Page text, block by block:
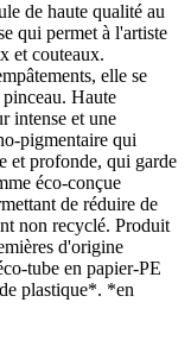
de haute qualité au
qui permet à l'artiste
et couteaux.
elle se
Haute
intense et une
pigmentaire qui
et profonde, qui garde
éco-conçue
de réduire de
non recyclé. Produit
d'origine
tube en papier-PE
plastique*. *en